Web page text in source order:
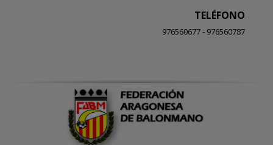
TELÉFONO
976560677 - 976560787